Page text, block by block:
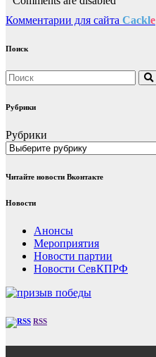
Комментарии для сайта Cackle
Поиск
Рубрики
Рубрики
Читайте новости Вконтакте
Новости
Анонсы
Мероприятия
Новости партии
Новости СевКПРФ
RSS